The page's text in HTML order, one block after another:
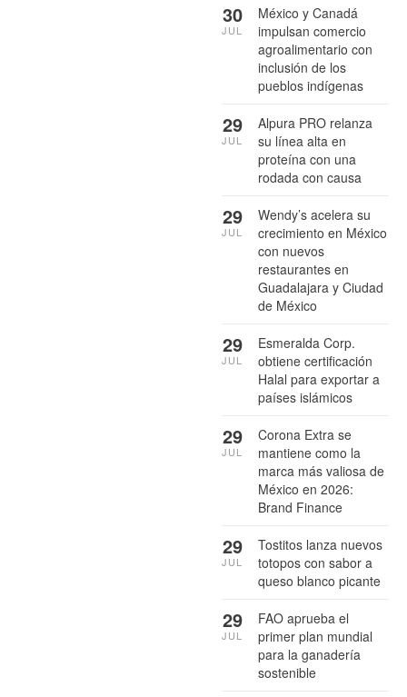
México y Canadá
impulsan comercio
agroalimentario con
inclusión de los
pueblos indígenas
30
JUL
Alpura PRO relanza
su línea alta en
proteína con una
rodada con causa
29
JUL
Wendy’s acelera su
crecimiento en México
con nuevos
restaurantes en
Guadalajara y Ciudad
de México
29
JUL
Esmeralda Corp.
obtiene certificación
Halal para exportar a
países islámicos
29
JUL
Corona Extra se
mantiene como la
marca más valiosa de
México en 2026:
Brand Finance
29
JUL
Tostitos lanza nuevos
totopos con sabor a
queso blanco picante
29
JUL
FAO aprueba el
primer plan mundial
para la ganadería
sostenible
29
JUL